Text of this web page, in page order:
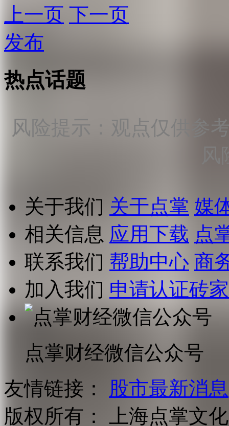
上一页 下一页
发布
热点话题
风险提示：观点仅供参
关于我们 关于点掌 媒
相关信息 应用下载 点
联系我们 帮助中心 商
加入我们 申请认证砖家
点掌财经微信公众号
友情链接：
股市最新消息
版权所有：
上海点掌文